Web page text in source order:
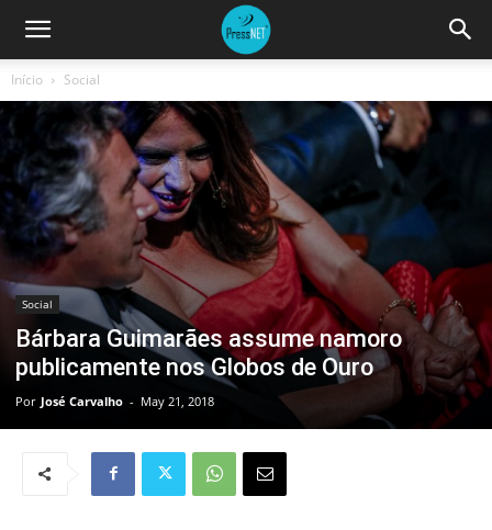
Início Social
Social
Bárbara Guimarães assume namoro
publicamente nos Globos de Ouro
Por José Carvalho - May 21, 2018